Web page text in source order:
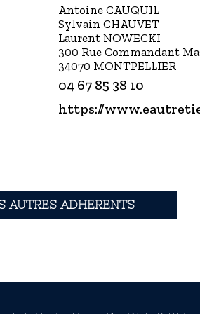
Antoine CAUQUIL
Sylvain CHAUVET
Laurent NOWECKI
300 Rue Commandant
34070 MONTPELLIER
04 67 85 38 10
https://
AUTRES ADHERENTS